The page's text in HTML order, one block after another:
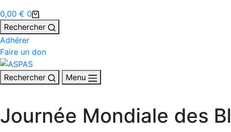
0,00 € 0
Rechercher
Adhérer
Faire un don
Rechercher Menu
Journée Mondiale des